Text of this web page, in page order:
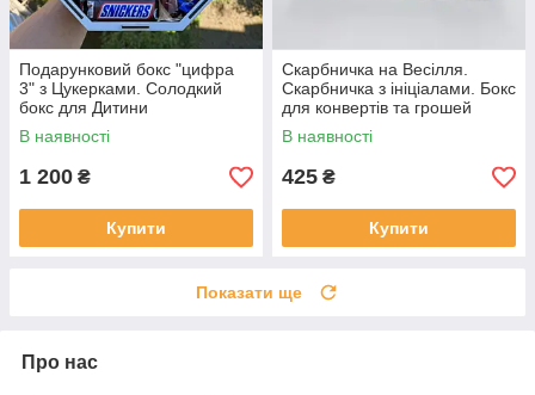
Подарунковий бокс "цифра
3" з Цукерками. Солодкий
бокс для Дитини
В наявності
1 200 ₴
Купити
Скарбничка на Весілля.
Скарбничка з ініціалами. Бокс
для конвертів та грошей
30×20×16 см
В наявності
425 ₴
Купити
Показати ще
Про нас